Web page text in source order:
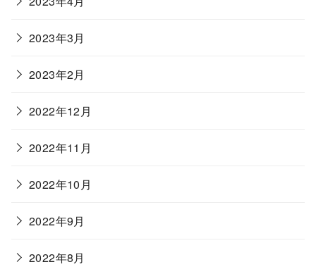
2023年3月
2023年2月
2022年12月
2022年11月
2022年10月
2022年9月
2022年8月